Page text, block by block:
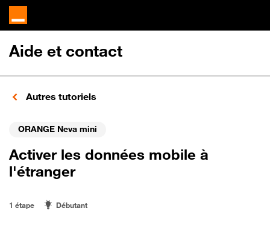
Aide et contact
Autres tutoriels
ORANGE Neva mini
Activer les données mobile à
l'étranger
1 étape Débutant